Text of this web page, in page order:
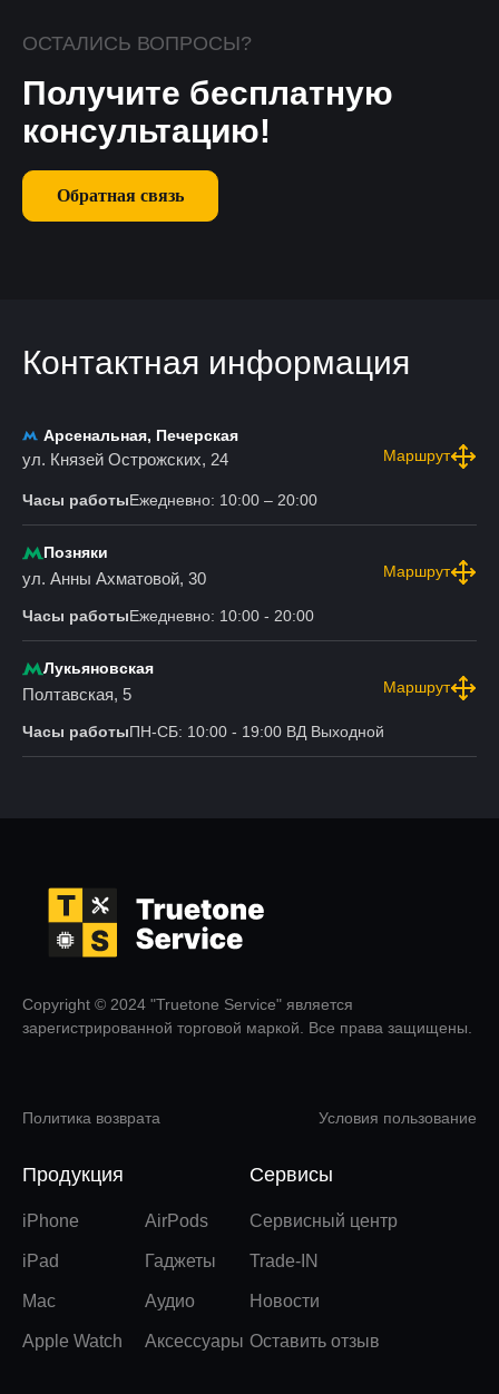
ОСТАЛИСЬ ВОПРОСЫ?
Получите бесплатную
консультацию!
Обратная связь
Контактная информация
Арсенальная, Печерская
ул. Князей Острожских, 24 Маршрут
Часы работыЕжедневно: 10:00 – 20:00
Позняки
ул. Анны Ахматовой, 30 Маршрут
Часы работыЕжедневно: 10:00 - 20:00
Лукьяновская
Полтавская, 5 Маршрут
Часы работыПН-СБ: 10:00 - 19:00 ВД Выходной
Copyright © 2024 "Truetone Service" является
зарегистрированной торговой маркой. Все права защищены.
Политика возврата Условия пользование
Продукция
iPhone
iPad
Mac
Apple Watch
AirPods
Гаджеты
Аудио
Аксессуары
Сервисы
Сервисный центр
Trade-IN
Новости
Оставить отзыв